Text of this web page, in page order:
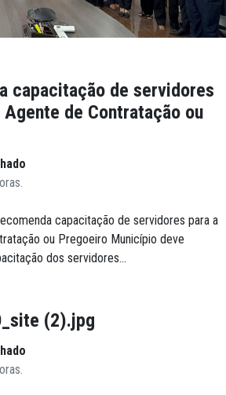
capacitação de servidores
de Contratação ou
capacitação de servidores para a
ou Pregoeiro Município deve
dos servidores...
(2).jpg